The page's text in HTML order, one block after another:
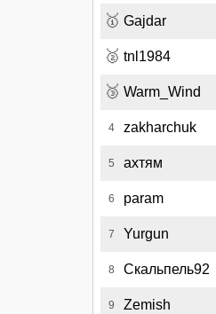
🥇 Gajdar
🥈 tnl1984
🥉 Warm_Wind
4 zakharchuk
5 ахтям
6 param
7 Yurgun
8 Скальпель92
9 Zemish